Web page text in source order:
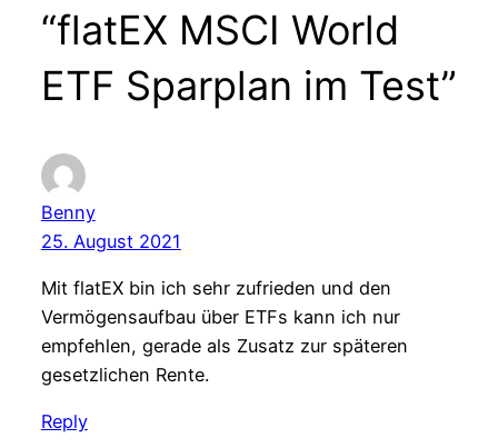
“flatEX MSCI World
ETF Sparplan im Test”
Benny
25. August 2021
Mit flatEX bin ich sehr zufrieden und den
Vermögensaufbau über ETFs kann ich nur
empfehlen, gerade als Zusatz zur späteren
gesetzlichen Rente.
Reply